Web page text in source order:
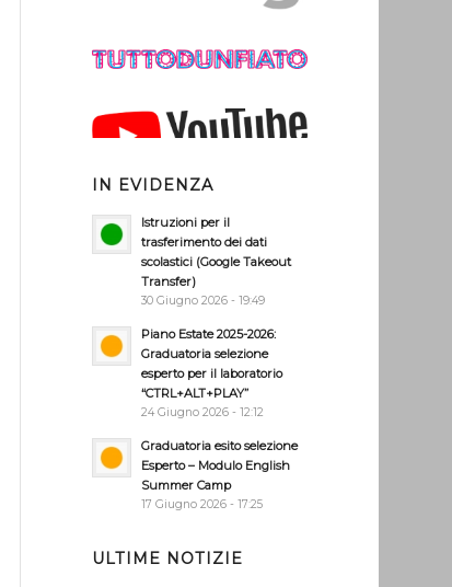
IN EVIDENZA
Istruzioni per il
trasferimento dei dati
scolastici (Google Takeout
Transfer)
30 Giugno 2026 - 19:49
Piano Estate 2025-2026:
Graduatoria selezione
esperto per il laboratorio
“CTRL+ALT+PLAY”
24 Giugno 2026 - 12:12
Graduatoria esito selezione
Esperto – Modulo English
Summer Camp
17 Giugno 2026 - 17:25
ULTIME NOTIZIE